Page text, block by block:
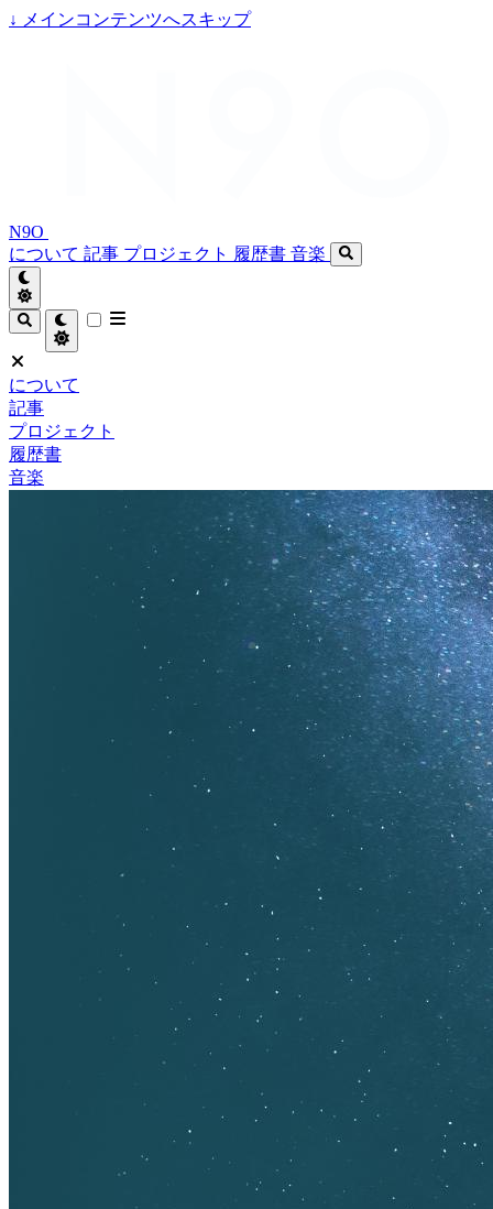
↓ メインコンテンツへスキップ
N9O
について 記事 プロジェクト 履歴書 音楽
について
記事
プロジェクト
履歴書
音楽